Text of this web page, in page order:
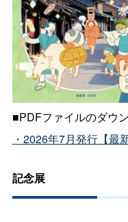
■PDFファイルのダウ
・2026年7月発行【最
記念展